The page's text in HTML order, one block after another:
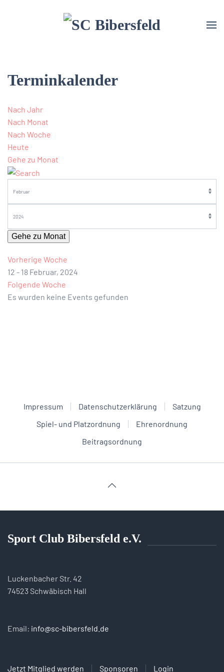
Terminkalender
Nach Jahr
Nach Monat
Nach Woche
Heute
Gehe zu Monat
Gehe zu Monat
Vorherige Woche
12 - 18 Februar, 2024
Folgende Woche
Es wurden keine Events gefunden
Impressum Datenschutzerklärung
Satzung
Spiel- und Platzordnung
Ehrenordnung
Beitragsordnung
Sport Club Bibersfeld e.V.
Luckenbacher Str. 42
74523 Schwäbisch Hall
Email: info@sc-bibersfeld.de
Jetzt Mitglied werden Sponsoren Login